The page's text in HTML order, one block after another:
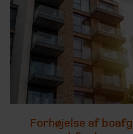
Forhøjelse af